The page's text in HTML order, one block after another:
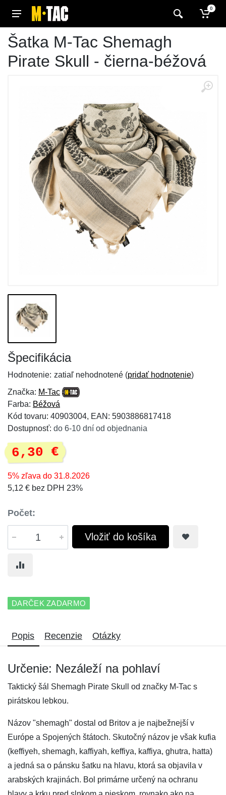
0
Šatka M-Tac Shemagh
Pirate Skull - čierna-béžová
Špecifikácia
Hodnotenie: zatiaľ nehodnotené (pridať hodnotenie)
Značka: M-Tac
Farba: Béžová
Kód tovaru: 40903004, EAN: 5903886817418
Dostupnosť: do 6-10 dní od objednania
6,30 €
5% zľava do 31.8.2026
5,12 € bez DPH 23%
Počet:
Vložiť do košíka
DARČEK ZADARMO
Popis Recenzie Otázky
Určenie: Nezáleží na pohlaví
Taktický šál Shemagh Pirate Skull od značky M-Tac s
pirátskou lebkou.
Názov "shemagh" dostal od Britov a je najbežnejší v
Európe a Spojených štátoch. Skutočný názov je však kufia
(keffiyeh, shemagh, kaffiyah, keffiya, kaffiya, ghutra, hatta)
a jedná sa o pánsku šatku na hlavu, ktorá sa objavila v
arabských krajinách. Bol primárne určený na ochranu